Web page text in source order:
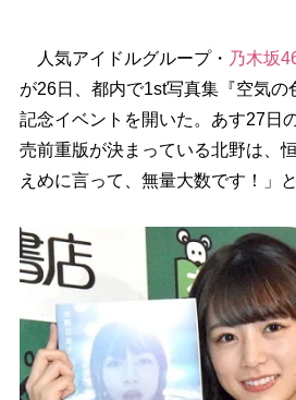
人気アイドルグループ・ 乃木坂
が26日、都内で1st写真集『空気の
記念イベントを開いた。あす27日
売前重版が決まっている北野は、
えめに言って、無量大数です！」